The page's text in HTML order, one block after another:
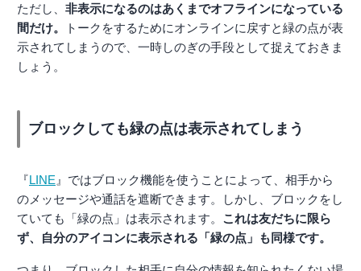
ただし、 非表示になるのはあくまでオフラインになっている
間だけ。
トークをするためにオンラインに戻すと緑の点が表
示されてしまうので、一時しのぎの手段として捉えておきま
しょう。
ブロックしても緑の点は表示されてしまう
『LINE 』ではブロック機能を使うことによって、相手から
のメッセージや通話を遮断できます。しかし、ブロックをし
ていても「緑の点」は表示されます。 これは友だちに限ら
ず、自分のアイコンに表示される「緑の点」も同様です。